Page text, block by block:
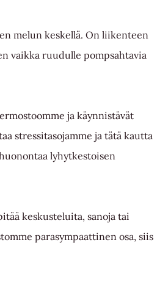
melun keskellä. On liikenteen
vaikka ruudulle pompsahtavia
ja käynnistävät
stressitasojamme ja tätä kautta
lyhytkestoisen
keskusteluita, sanoja tai
parasympaattinen osa, siis